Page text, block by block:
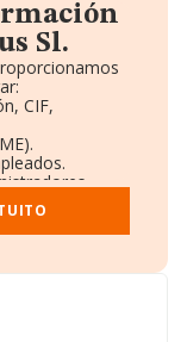
Sl.
CIF,
empresas.